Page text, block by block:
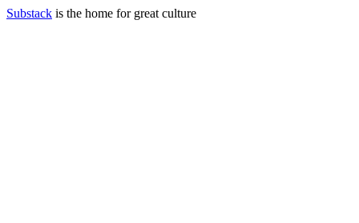
Substack is the home for great culture